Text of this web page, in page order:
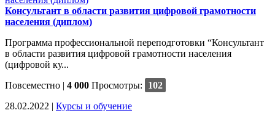
Консультант в области развития цифровой грамотности
населения (диплом)
Программа профессиональной переподготовки “Консультант
в области развития цифровой грамотности населения
(цифровой ку...
Повсеместно | 4 000 Просмотры:
102
28.02.2022 | Курсы и обучение